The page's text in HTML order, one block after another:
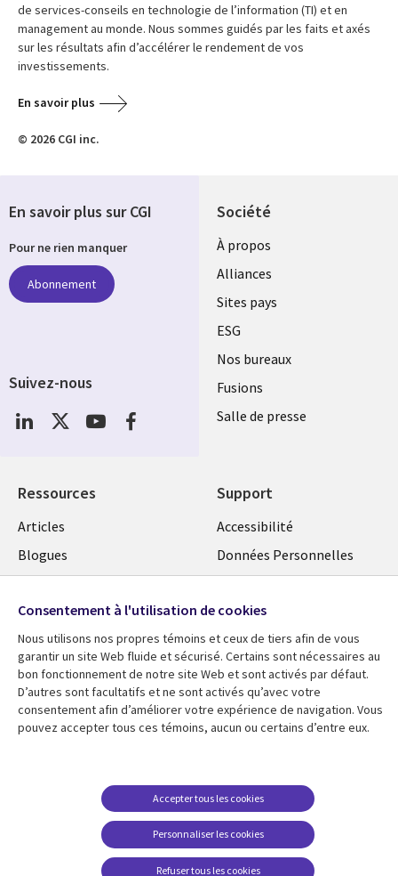
de services-conseils en technologie de l’information (TI) et en
management au monde. Nous sommes guidés par les faits et axés
sur les résultats afin d’accélérer le rendement de vos
investissements.
En savoir plus
© 2026 CGI inc.
Société
À propos
Alliances
Sites pays
ESG
Nos bureaux
Fusions
Salle de presse
Ressources
Articles
Blogues
Événements
Baladodiffusions
Vidéos
En voir plus
Support
Accessibilité
Données Personnelles
conditions juridiques
Carrières FAQ
Centre de gestion des
témoins
En savoir plus sur CGI
Pour ne rien manquer
Abonnement
Suivez-nous
Social
Media
Consentement à l'utilisation de cookies
Nous utilisons nos propres témoins et ceux de tiers afin de vous
garantir un site Web fluide et sécurisé. Certains sont nécessaires au
bon fonctionnement de notre site Web et sont activés par défaut.
D’autres sont facultatifs et ne sont activés qu’avec votre
consentement afin d’améliorer votre expérience de navigation. Vous
pouvez accepter tous ces témoins, aucun ou certains d’entre eux.
Personnaliser les cookies
Accepter tous les cookies
Refuser tous les cookies